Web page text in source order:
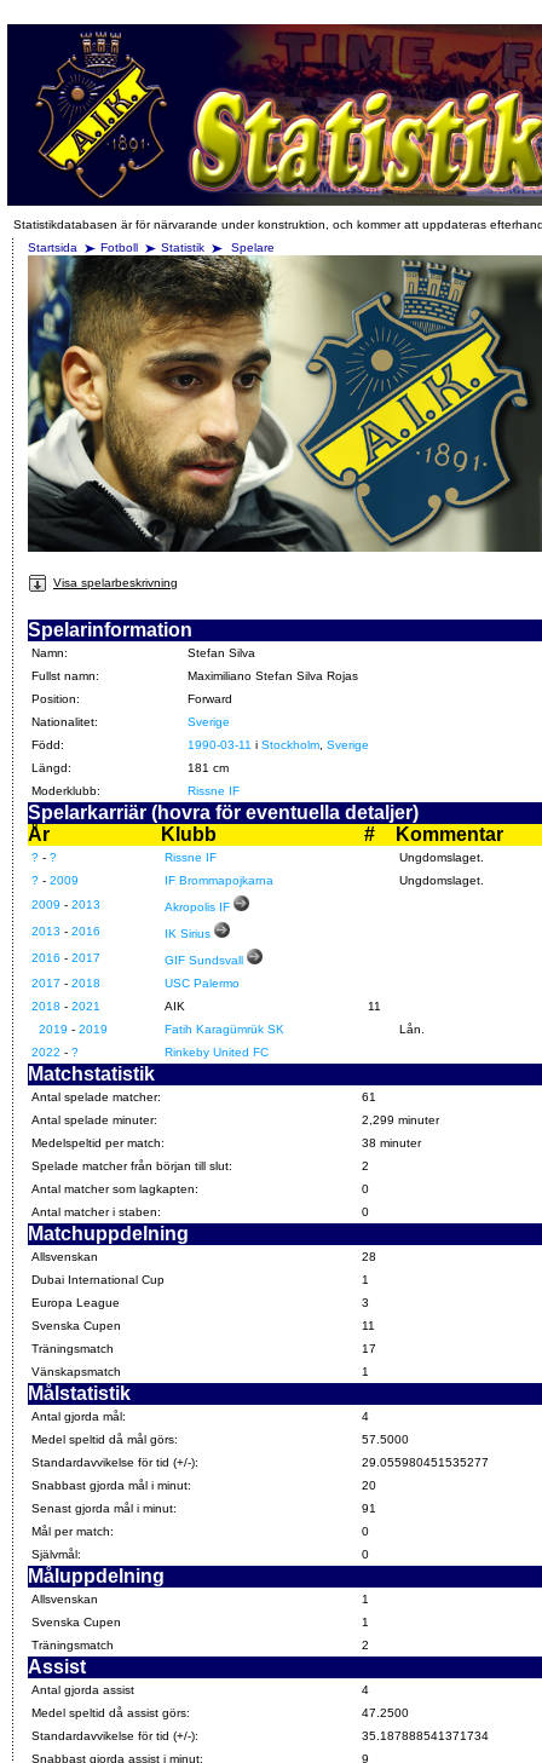
Statistikdatabasen är för närvarande under konstruktion, och kommer att uppdateras
Startsida
Fotboll Statistik Spelare
Visa spelarbeskrivning
Spelarinformation
Namn:
Stefan Silva
Fullst namn:
Maximiliano Stefan Silva Rojas
Position:
Forward
Nationalitet:
Sverige
Född:
1990-03-11 i Stockholm Sverige
Längd:
181 cm
Moderklubb:
Rissne IF
Spelarkarriär (hovra för eventuella detaljer)
År
Klubb # Kommentar
? - ? Rissne IF
Ungdomslaget.
? - 2009 IF Brommapojkarna
Ungdomslaget.
2009 - 2013
Akropolis IF
2013 - 2016
IK Sirius
2016 - 2017
GIF Sundsvall
2017 - 2018
USC Palermo
2018 - 2021 AIK
11
2019 - 2019 Fatih Karagümrük SK
Lån.
2022 - ? Rinkeby United FC
Matchstatistik
Antal spelade matcher:
61
Antal spelade minuter:
2,299 minuter
Medelspeltid per match:
38 minuter
Spelade matcher från början till slut:
2
Antal matcher som lagkapten:
0
Antal matcher i staben:
0
Matchuppdelning
Allsvenskan
28
Dubai International Cup
1
Europa League
3
Svenska Cupen
11
Träningsmatch
17
Vänskapsmatch
1
Målstatistik
Antal gjorda mål:
4
Medel speltid då mål görs:
57.5000
Standardavvikelse för tid (+/-):
29.055980451535277
Snabbast gjorda mål i minut:
20
Senast gjorda mål i minut:
91
Mål per match:
0
Självmål:
0
Måluppdelning
Allsvenskan
1
Svenska Cupen
1
Träningsmatch
2
Assist
Antal gjorda assist
4
Medel speltid då assist görs:
47.2500
Standardavvikelse för tid (+/-):
35.187888541371734
Snabbast gjorda assist i minut:
9